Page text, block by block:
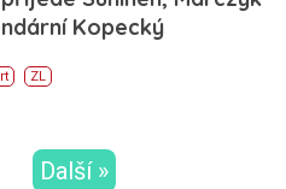
Kopecký
ZL
Další »